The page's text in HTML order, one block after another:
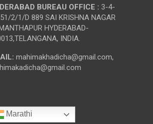
BUREAU OFFICE : 3-4-
2/1/D 889 SAI KRISHNA NAGAR
HYDERABAD-
INDIA.
mahimakhadicha@gmail.com,
Marathi